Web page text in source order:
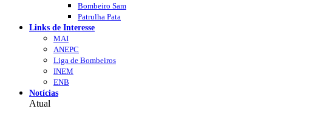
Bombeiro Sam
Patrulha Pata
Links de Interesse
MAI
ANEPC
Liga de Bombeiros
INEM
ENB
Notícias
Atual